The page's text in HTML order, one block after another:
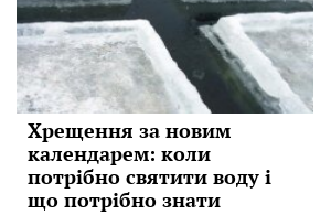
Хрещення за новим
календарем: коли
потрібно святити воду і
що потрібно знати